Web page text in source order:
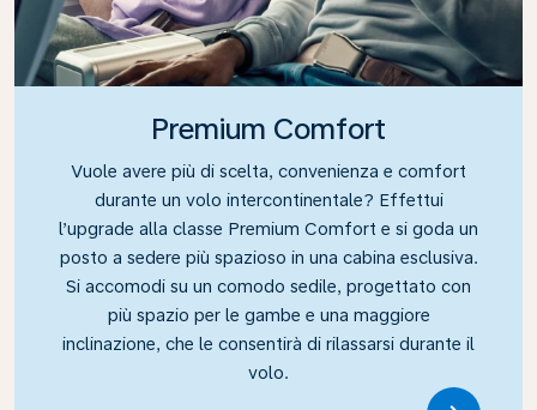
Premium Comfort
Vuole avere più di scelta, convenienza e comfort
durante un volo intercontinentale? Effettui
l’upgrade alla classe Premium Comfort e si goda un
posto a sedere più spazioso in una cabina esclusiva.
Si accomodi su un comodo sedile, progettato con
più spazio per le gambe e una maggiore
inclinazione, che le consentirà di rilassarsi durante il
volo.